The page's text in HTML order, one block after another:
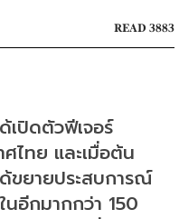
READ 3883
เปิดตัวฟีเจอร์
ไทย และเมื่อต้น
ขยายประสบการณ์
อีกมากกว่า 150